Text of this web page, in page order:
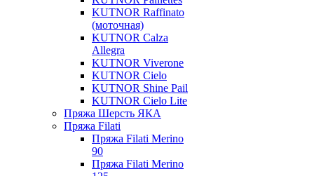
KUTNOR Raffinato
(моточная)
KUTNOR Calza
Allegra
KUTNOR Viverone
KUTNOR Cielo
KUTNOR Shine Pail
KUTNOR Cielo Lite
Пряжа Шерсть ЯКА
Пряжа Filati
Пряжа Filati Merino
90
Пряжа Filati Merino